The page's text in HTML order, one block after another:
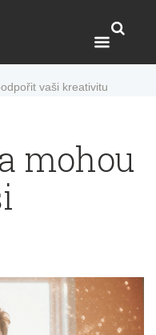
vaši kreativitu
mohou